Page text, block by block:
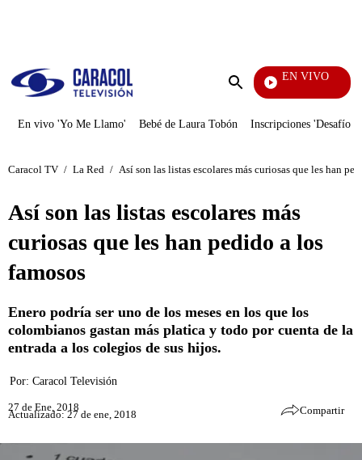
Enviar
EN VIVO
Mi Pecado
En vivo 'Yo Me Llamo' Bebé de Laura Tobón Inscripciones 'Desafío'
Caracol TV / La Red / Así son las listas escolares más curiosas que les han
Así son las listas escolares más
curiosas que les han pedido a los
famosos
Enero podría ser uno de los meses en los que los
colombianos gastan más platica y todo por cuenta de la
entrada a los colegios de sus hijos.
Por: Caracol Televisión
27 de Ene, 2018
Actualizado: 27 de ene, 2018 Compartir